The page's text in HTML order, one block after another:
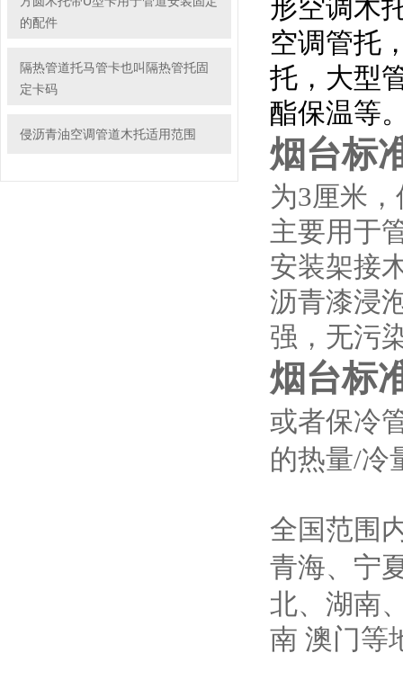
的配件
隔热管道托马管卡也叫隔热管托固
定卡码
侵沥青油空调管道木托适用范围
形空调木
空调管托
托，大型
酯保温等
烟台标
为3厘米
主要用于
安装架接
沥青漆浸
强，无污
烟台标
或者保冷
的热量/冷
全国范围
青海、 宁
北、湖南
南 澳门等